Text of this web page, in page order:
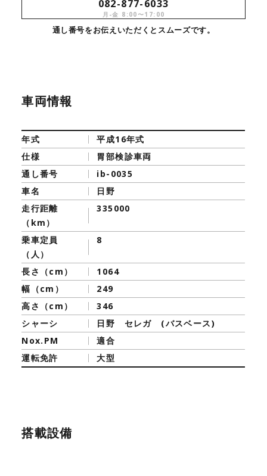
082-877-6033
月-金 8:00〜17:00
通し番号をお伝えいただくとスムーズです。
車両情報
年式
平成16年式
仕様
胃部検診車両
通し番号
ib-0035
車名
日野
走行距離
（km）
335000
乗車定員
（人）
8
長さ（cm）
1064
幅（cm）
249
高さ（cm）
346
シャーシ
日野 セレガ (バスベース)
Nox.PM
適合
運転免許
大型
搭載設備